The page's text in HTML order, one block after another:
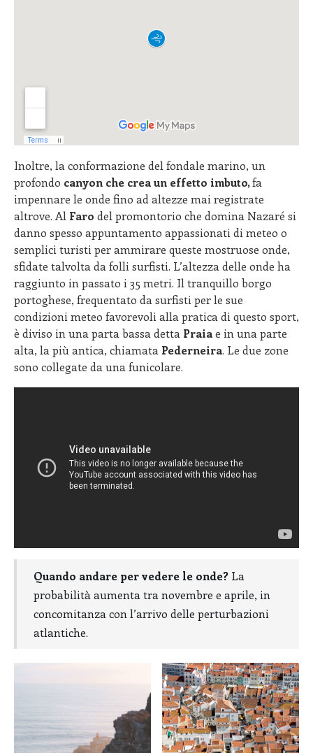
Inoltre, la conformazione del fondale marino, un
profondo canyon che crea un effetto imbuto,fa
impennare le onde fino ad altezze mai registrate
altrove. Al Faro del promontorio che domina Nazaré si
danno spesso appuntamento appassionati di meteo o
semplici turisti per ammirare queste mostruose onde,
sfidate talvolta da folli surfisti. L’altezza delle onde ha
raggiunto in passato i 35 metri. Il tranquillo borgo
portoghese, frequentato da surfisti per le sue
condizioni meteo favorevoli alla pratica di questo sport,
è diviso in una parta bassa detta Praiae in una parte
alta, la più antica, chiamata Pederneira. Le due zone
sono collegate da una funicolare.
Quando andare per vedere le onde? La
probabilità aumenta tra novembre e aprile, in
concomitanza con l’arrivo delle perturbazioni
atlantiche.